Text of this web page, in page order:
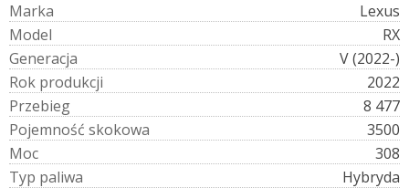
Marka
Lexus
Model
RX
Generacja
V (2022-)
Rok produkcji
2022
Przebieg
8 477
Pojemność skokowa
3500
Moc
308
Typ paliwa
Hybryda